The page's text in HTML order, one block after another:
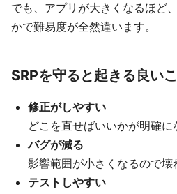
でも、アプリが大きくなるほど
かで難易度が全然違います。
SRPを守ると起きる良い
修正がしやすい
どこを直せばいいかが明確に
バグが減る
影響範囲が小さくなるので壊
テストしやすい